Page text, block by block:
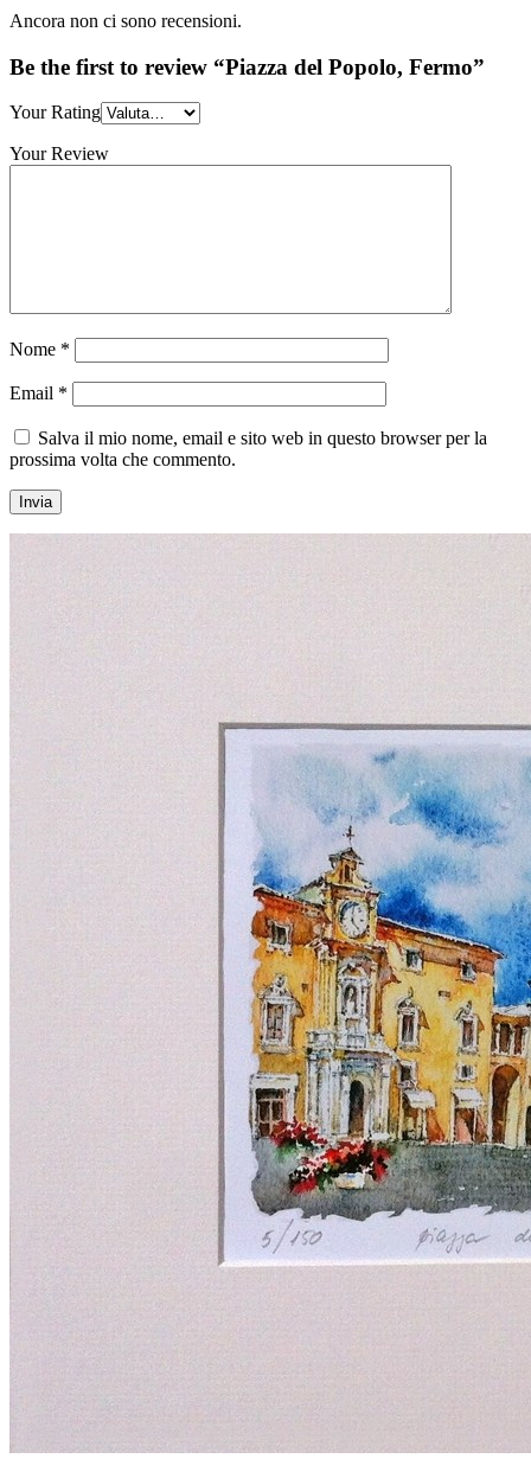
Ancora non ci sono recensioni.
Be the first to review “Piazza del Popolo, Fermo”
Your Rating
Your Review
Nome *
Email *
Salva il mio nome, email e sito web in questo browser per la
prossima volta che commento.